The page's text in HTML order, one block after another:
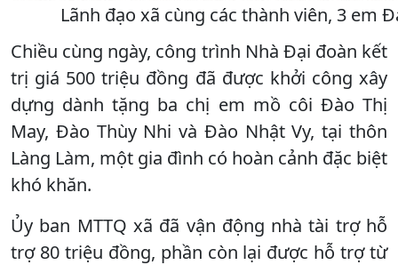
Lãnh đạo xã cùng các thành viên, 3 em
Chiều cùng ngày, công trình Nhà Đại đoàn kết
trị giá 500 triệu đồng đã được khởi công xây
dựng dành tặng ba chị em mồ côi Đào Thị
May, Đào Thùy Nhi và Đào Nhật Vy, tại thôn
Làng Làm, một gia đình có hoàn cảnh đặc biệt
khó khăn.
Ủy ban MTTQ xã đã vận động nhà tài trợ hỗ
trợ 80 triệu đồng, phần còn lại được hỗ trợ từ